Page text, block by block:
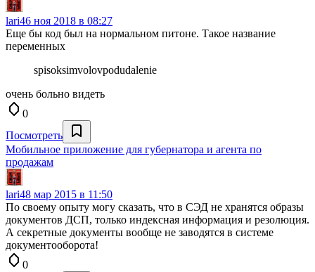
lari46 ноя 2018 в 08:27
Еще бы код был на нормальном питоне. Такое название
переменных
spisoksimvolovpodudalenie
очень больно видеть
0
Посмотреть
Мобильное приложение для губернатора и агента по
продажам
lari48 мар 2015 в 11:50
По своему опыту могу сказать, что в СЭД не хранятся образы
документов ДСП, только индексная информация и резолюция.
А секретные документы вообще не заводятся в системе
документооборота!
0